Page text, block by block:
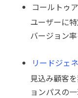
コールトゥ
ユーザーに
バージョン
リードジェ
見込み顧客
ョンパスの